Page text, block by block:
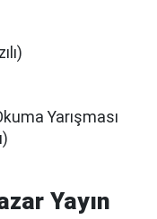
Yarışması
Yayın